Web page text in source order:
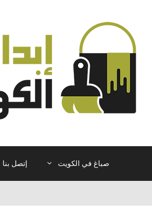
صباغ في الكويت إتصل بنا